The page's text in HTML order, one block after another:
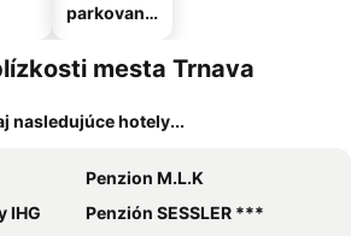
parkovaní
mesta Trnava
nasledujúce hotely...
Penzion M.L.K
IHG
Penzión SESSLER ***